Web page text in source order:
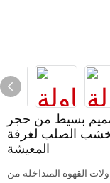
بسيط من حجر
الصلب لغرفة
المعيشة
القهوة المتداخلة من